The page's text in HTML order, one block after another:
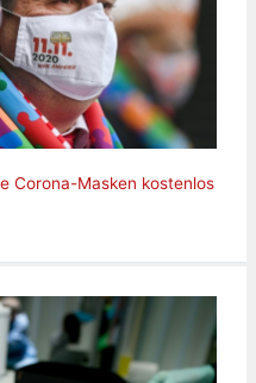
Corona-Masken kostenlos